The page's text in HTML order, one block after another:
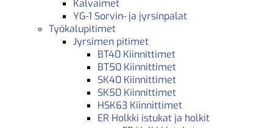
Kalvaimet
YG-1 Sorvin- ja jyrsinpalat
Työkalupitimet
Jyrsimen pitimet
BT40 Kiinnittimet
BT50 Kiinnittimet
SK40 Kiinnittimet
SK50 Kiinnittimet
HSK63 Kiinnittimet
ER Holkki istukat ja holkit